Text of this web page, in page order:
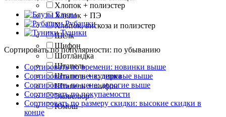
Хлопок + полиэстер
Хлопок + ПЭ
Хлопок, вискоза и полиэстер
Шёлк
Шифон
Шотландка
Штапель
Штапель + кулирка
Штапель + шифон
Эковелюр
Юмош
Блузы
Рубашки
Туники
Сортировать по популярности: по убыванию
Сортировать по времени: новинки выше
Сортировать по цене: дешевые выше
Сортировать по цене: дорогие выше
Сортировать по покупаемости
Сортировать по размеру скидки: высокие скидки в
конце